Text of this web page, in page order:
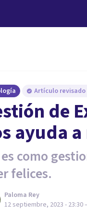
Artículo revisado
de
ayuda
como
felices.
Paloma Rey
12 septiembre, 2023 - 23:30